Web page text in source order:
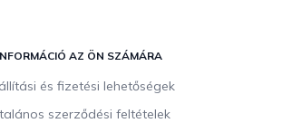
AZ ÖN SZÁMÁRA
és fizetési lehetőségek
szerződési feltételek